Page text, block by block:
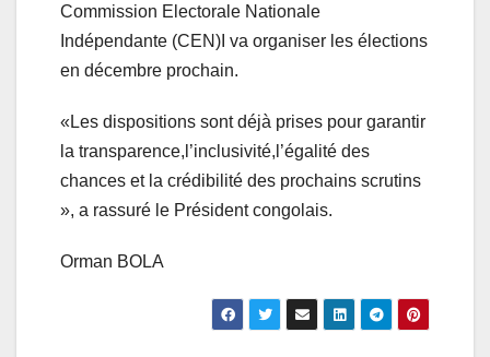
Commission Electorale Nationale
Indépendante (CEN)I va organiser les élections
en décembre prochain.
«Les dispositions sont déjà prises pour garantir
la transparence,l’inclusivité,l’égalité des
chances et la crédibilité des prochains scrutins
», a rassuré le Président congolais.
Orman BOLA